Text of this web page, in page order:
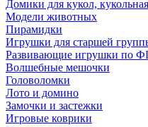
Домики для кукол,
Модели животных
Пирамидки
Игрушки для старшей
Развивающие игрушки по
Волшебные мешочки
Головоломки
Лото и домино
Замочки и застежки
Игровые коврики